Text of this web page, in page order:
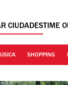
CIUDADESTIME
SHOPPING